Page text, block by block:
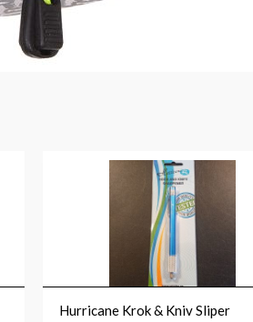
Hurricane Krok & Kniv Sliper